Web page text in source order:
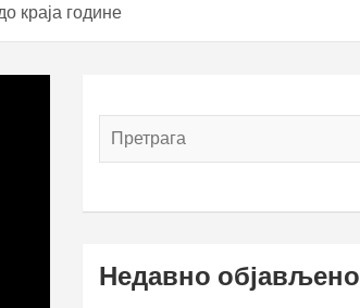
краја године
Недавно објављено